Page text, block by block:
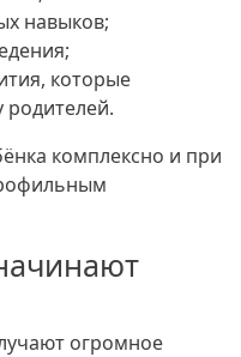
навыков;
которые
родителей.
комплексно и при
огромное